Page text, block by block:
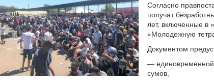
Согласно
получат
лет, включенные
«Молодежную
Документом
—
сумов,